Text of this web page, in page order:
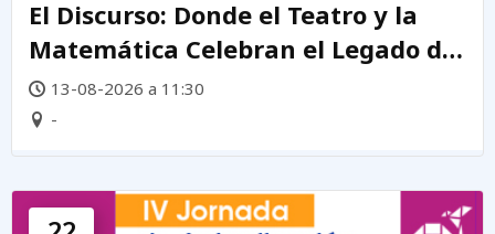
El Discurso: Donde el Teatro y la
Matemática Celebran el Legado de
mujeres matemáticas
13-08-2026 a 11:30
-